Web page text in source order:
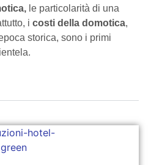
le particolarità di una
i costi della domotica,
storica, sono i primi